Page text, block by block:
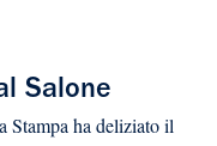
Salone
Stampa ha deliziato il